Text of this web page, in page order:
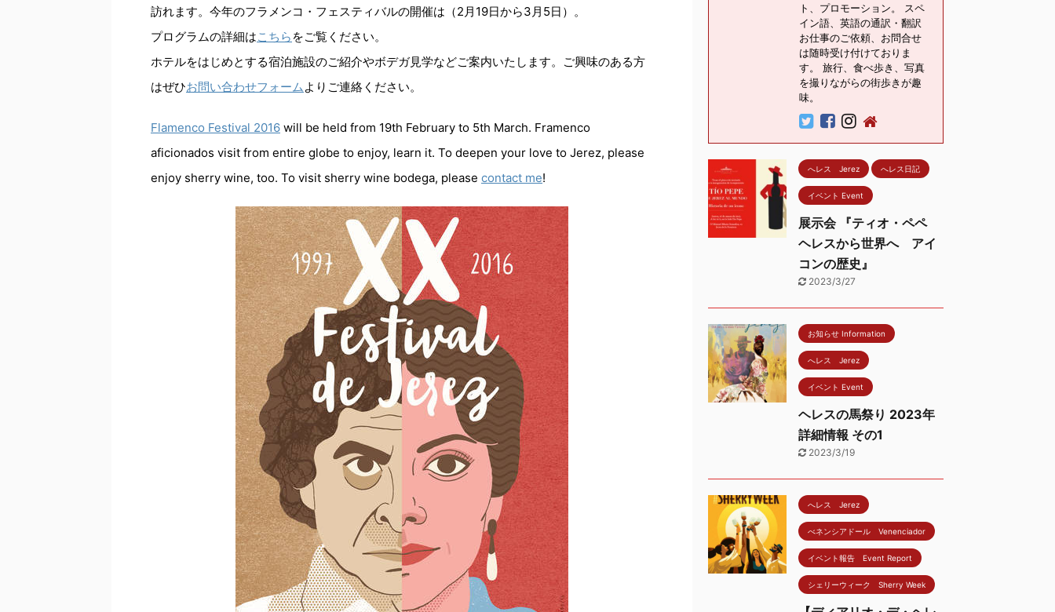
訪れます。今年のフラメンコ・フェスティバルの開催は（2月19日から3月5日）。
プログラムの詳細はこちら をご覧ください。
ホテルをはじめとする宿泊施設のご紹介やボデガ見学などご案内いたします。ご興味のある方
はぜひお問い合わせフォームよりご連絡ください。
Flamenco Festival 2016 will be held from 19th February to 5th March. Framenco
aficionados visit from entire globe to enjoy, learn it. To deepen your love to Jerez, please
enjoy sherry wine, too. To visit sherry wine bodega, please contact me!
ト、プロモーション。 スペ
イン語、英語の通訳・翻訳
お仕事のご依頼、お問合せ
は随時受け付けておりま
す。 旅行、食べ歩き、写真
を撮りながらの街歩きが趣
味。
へレス Jerez へレス日記
イベント Event
展示会 『ティオ・ペペ
ヘレスから世界へ アイ
コンの歴史』
2023/3/27
お知らせ Information
へレス Jerez
イベント Event
ヘレスの馬祭り 2023年
詳細情報 その1
2023/3/19
へレス Jerez
べネンシアドール Venenciador
イベント報告 Event Report
シェリーウィーク Sherry Week